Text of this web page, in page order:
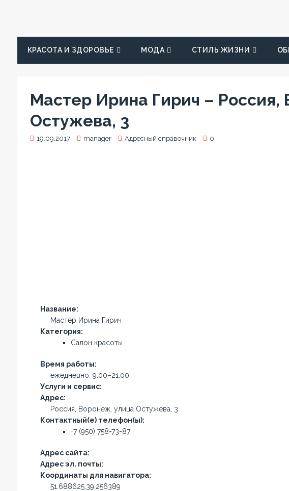
КРАСОТА И ЗДОРОВЬЕ МОДА СТИЛЬ ЖИЗНИ
Мастер Ирина Гирич – Россия,
Остужева, 3
19.09.2017 manager Адресный справочник 0
Название:
Мастер Ирина Гирич
Категория:
Салон красоты
Время работы:
ежедневно, 9:00–21:00
Услуги и сервис:
Адрес:
Россия, Воронеж, улица Остужева, 3
Контактный(е) телефон(ы):
+7 (950) 758-73-87
Адрес сайта:
Адрес эл. почты:
Координаты для навигатора:
51.688625,39.256389